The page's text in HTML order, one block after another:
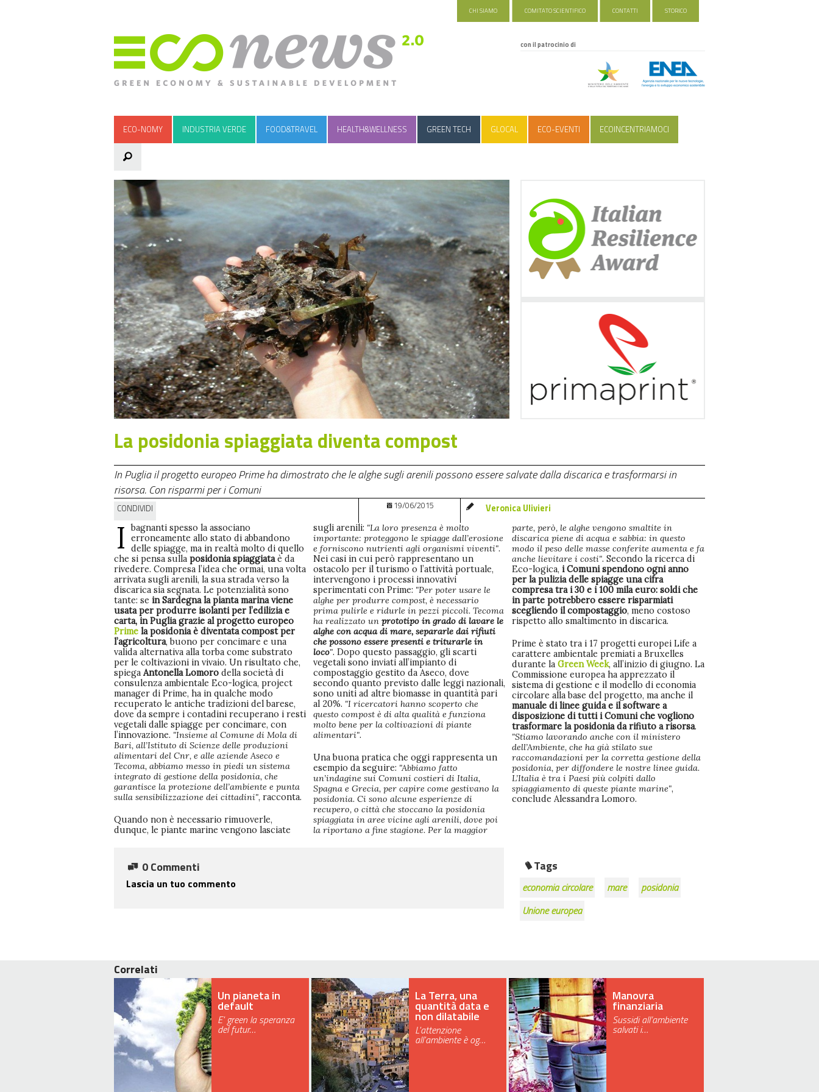
CHI SIAMO COMITATO SCIENTIFICO CONTATTI STORICO
con il patrocinio di
ECO-NOMY INDUSTRIA VERDE FOOD&TRAVEL HEALTH&WELLNESS GREEN TECH GLOCAL ECO-EVENTI ECOINCENTRIAMOCI
La posidonia spiaggiata diventa compost
In Puglia il progetto europeo Prime ha dimostrato che le alghe sugli arenili possono essere salvate dalla discarica e trasformarsi in
risorsa. Con risparmi per i Comuni
CONDIVIDI 19/06/2015 Veronica Ulivieri
I
bagnanti spesso la associano
erroneamente allo stato di abbandono
delle spiagge, ma in realtà molto di quello
che si pensa sulla posidonia spiaggiataè da
rivedere. Compresa l’idea che ormai, una volta
arrivata sugli arenili, la sua strada verso la
discarica sia segnata. Le potenzialità sono
tante: se in Sardegna la pianta marina viene
usata per produrre isolanti per l’edilizia e
carta, in Puglia grazie al progetto europeo
Prime la posidonia è diventata compost per
l’agricoltura, buono per concimare e una
valida alternativa alla torba come substrato
per le coltivazioni in vivaio. Un risultato che,
spiega Antonella Lomoro della società di
consulenza ambientale Eco-logica, project
manager di Prime, ha in qualche modo
recuperato le antiche tradizioni del barese,
dove da sempre i contadini recuperano i resti
vegetali dalle spiagge per concimare, con
l’innovazione. "Insieme al Comune di Mola di
Bari, all’Istituto di Scienze delle produzioni
alimentari del Cnr, e alle aziende Aseco e
Tecoma, abbiamo messo in piedi un sistema
integrato di gestione della posidonia, che
garantisce la protezione dell’ambiente e punta
sulla sensibilizzazione dei cittadini", racconta.
Quando non è necessario rimuoverle,
dunque, le piante marine vengono lasciate
sugli arenili: "La loro presenza è molto
importante: proteggono le spiagge dall’erosione
e forniscono nutrienti agli organismi viventi".
Nei casi in cui però rappresentano un
ostacolo per il turismo o l’attività portuale,
intervengono i processi innovativi
sperimentati con Prime: "Per poter usare le
alghe per produrre compost, è necessario
prima pulirle e ridurle in pezzi piccoli. Tecoma
ha realizzato un prototipo in grado di lavare le
alghe con acqua di mare, separarle dai rifiuti
che possono essere presenti e triturarle in
loco". Dopo questo passaggio, gli scarti
vegetali sono inviati all’impianto di
compostaggio gestito da Aseco, dove
secondo quanto previsto dalle leggi nazionali,
sono uniti ad altre biomasse in quantità pari
al 20%. "I ricercatori hanno scoperto che
questo compost è di alta qualità e funziona
molto bene per la coltivazioni di piante
alimentari".
Una buona pratica che oggi rappresenta un
esempio da seguire: "Abbiamo fatto
un’indagine sui Comuni costieri di Italia,
Spagna e Grecia, per capire come gestivano la
posidonia. Ci sono alcune esperienze di
recupero, o città che stoccano la posidonia
spiaggiata in aree vicine agli arenili, dove poi
la riportano a fine stagione. Per la maggior
parte, però, le alghe vengono smaltite in
discarica piene di acqua e sabbia: in questo
modo il peso delle masse conferite aumenta e fa
anche lievitare i costi". Secondo la ricerca di
Eco-logica, i Comuni spendono ogni anno
per la pulizia delle spiagge una cifra
compresa tra i 30 e i 100 mila euro: soldi che
in parte potrebbero essere risparmiati
scegliendo il compostaggio, meno costoso
rispetto allo smaltimento in discarica.
Prime è stato tra i 17 progetti europei Life a
carattere ambientale premiati a Bruxelles
durante laGreen Week, all’inizio di giugno. La
Commissione europea ha apprezzato il
sistema di gestione e il modello di economia
circolare alla base del progetto, ma anche il
manuale di linee guida e il software a
disposizione di tutti i Comuni che vogliono
trasformare la posidonia da rifiuto a risorsa.
"Stiamo lavorando anche con il ministero
dell’Ambiente, che ha già stilato sue
raccomandazioni per la corretta gestione della
posidonia, per diffondere le nostre linee guida.
L’Italia è tra i Paesi più colpiti dallo
spiaggiamento di queste piante marine",
conclude Alessandra Lomoro.
0 Commenti
Lascia un tuo commento
Tags
economia circolare mare
posidonia
Unione europea
Correlati
Un pianeta in
default
E' green la speranza
del futur…
La Terra, una
quantità data e
non dilatabile
L'attenzione
all'ambiente è og…
Manovra
finanziaria
Sussidi all’ambiente
salvati i…